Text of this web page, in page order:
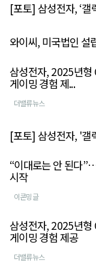
[포토] 삼성전자, ‘갤
와이씨, 미국법인 설
삼성전자, 2025년
게이밍 경험 제...
더밸류뉴스
[포토] 삼성전자, '갤
“이대로는 안 된다
시작
이콘밍글
삼성전자, 2025년
게이밍 경험 제공
더밸류뉴스